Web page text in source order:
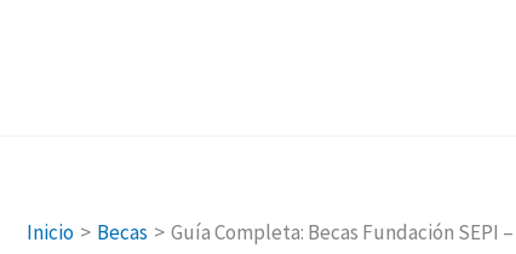
Inicio Becas Guía Completa: Becas Fundación SEPI –